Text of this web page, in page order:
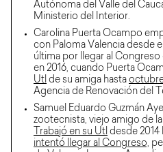
Autónoma del Valle del
Ministerio del Interior.
Carolina Puerta Ocampo
con Paloma Valencia desde
última por llegar al
en 2016, cuando Puerta
Utl de su amiga hasta
Agencia de Renovación del
Samuel Eduardo Guzmán
zootecnista, viejo amigo de
Trabajó en su Utl desde 2014
intentó llegar al Congreso,